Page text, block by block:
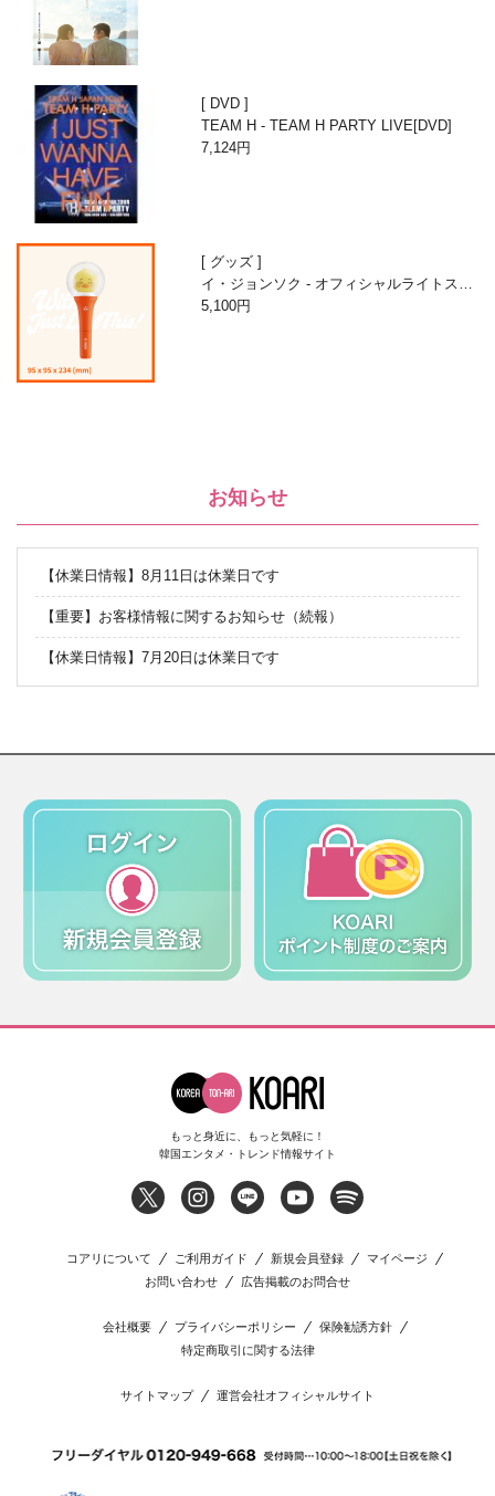
DVD
TEAM H - TEAM H PARTY LIVE[DVD]
7,124円
グッズ
イ・ジョンソク - オフィシャルライトステ
ィック
5,100円
お知らせ
【休業日情報】8月11日は休業日です
【重要】お客様情報に関するお知らせ（続報）
【休業日情報】7月20日は休業日です
もっと身近に、もっと気軽に！
韓国エンタメ・トレンド情報サイト
コアリについて ご利用ガイド 新規会員登録
マイページ
お問い合わせ
広告掲載のお問合せ
会社概要 プライバシーポリシー
保険勧誘方針
特定商取引に関する法律
サイトマップ 運営会社オフィシャルサイト